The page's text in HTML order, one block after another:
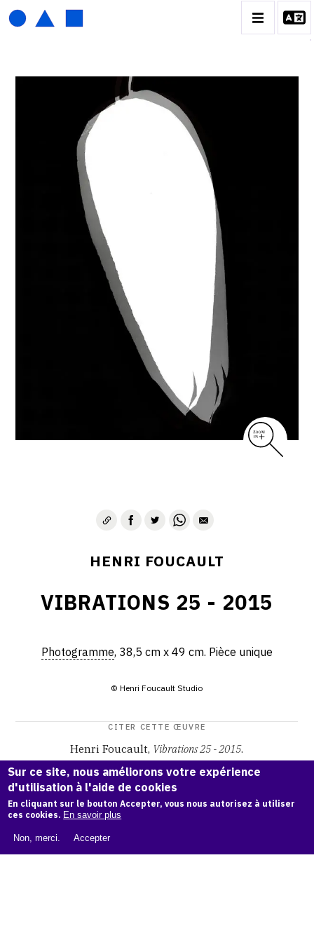
HENRI FOUCAULT
BIOGRAPHIE
CATALOGUE DES OEUVRES
02_PHOTOGRAPHIQUE
05_MONOTYPE
06_ARCHIVES
CONTACT
HENRI FOUCAULT
VIBRATIONS 25 - 2015
Photogramme, 38,5 cm x 49 cm. Pièce unique
© Henri Foucault Studio
CITER CETTE ŒUVRE
Henri Foucault, Vibrations 25 - 2015.
Catalogue raisonné Henri Foucault
ark:38997/o17g
56
COPIER LA CITATION
Demande d'information
Sur ce site, nous améliorons votre expérience
d'utilisation à l'aide de cookies
En cliquant sur le bouton Accepter, vous nous autorisez à utiliser
ces cookies. En savoir plus
Non, merci. Accepter